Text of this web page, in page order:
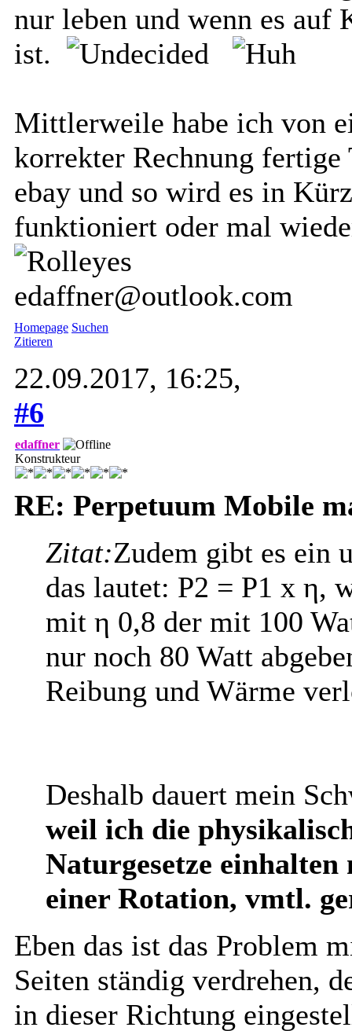
nur leben und wenn es auf
ist.
Mittlerweile habe ich von
korrekter Rechnung
ebay und so wird es in
funktioniert oder mal
edaffner@outlook.com
Homepage Suchen
Zitieren
22.09.2017, 16:25,
#6
edaffner
Konstrukteur
RE: Perpetuum Mobile
Zitat:Zudem gibt es ein
das lautet: P2 = P1 x η,
mit η 0,8 der mit 100
nur noch 80 Watt
Reibung und Wärme
Deshalb dauert mein
weil ich die
Naturgesetze
einer Rotation, vmtl.
Eben das ist das Problem
Seiten ständig verdrehen,
in dieser Richtung